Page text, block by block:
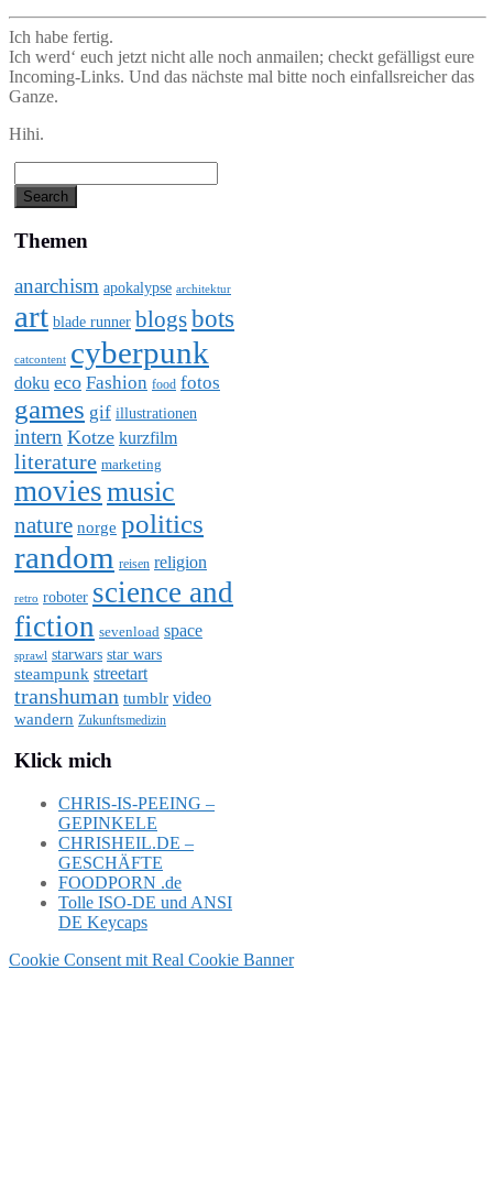
Ich habe fertig.
Ich werd‘ euch jetzt nicht alle noch anmailen; checkt gefälligst eure
Incoming-Links. Und das nächste mal bitte noch einfallsreicher das
Ganze.
Hihi.
Themen
anarchism apokalypse architektur
art blade runner blogsbots
catcontent cyberpunk
doku eco Fashion food fotos
games gif illustrationen
intern Kotze kurzfilm
literature marketing
moviesmusic
nature norge politics
random reisen religion
retro roboter science and
fiction sevenload space
sprawl starwars star wars
steampunk streetart
transhuman tumblr video
wandern Zukunftsmedizin
Klick mich
CHRIS-IS-PEEING –
GEPINKELE
CHRISHEIL.DE –
GESCHÄFTE
FOODPORN .de
Tolle ISO-DE und ANSI
DE Keycaps
Cookie Consent mit Real Cookie Banner